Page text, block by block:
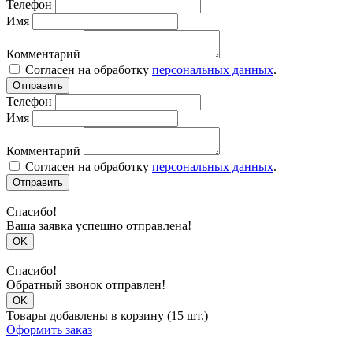
Телефон
Имя
Комментарий
Согласен на обработку персональных данных.
Отправить
Телефон
Имя
Комментарий
Согласен на обработку персональных данных.
Отправить
Спасибо!
Ваша заявка успешно отправлена!
OK
Спасибо!
Обратный звонок отправлен!
OK
Товары добавлены в корзину (15 шт.)
Оформить заказ